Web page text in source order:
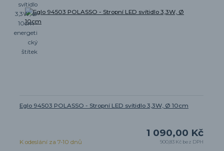
Eglo 94503 POLASSO - Stropní LED svítidlo 3,3W, Ø 10cm
1 090,00 Kč
900,83 Kč bez DPH
K odeslání za 7-10 dnů